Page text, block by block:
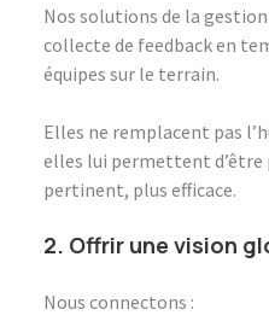
Nos solutions de la
collecte de feedback en
équipes sur le terrain.
Elles ne remplacent pas
elles lui permettent d’être
pertinent, plus efficace.
2. Offrir une vision
Nous connectons :